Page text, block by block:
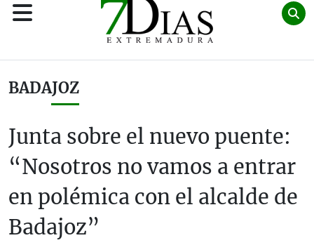
BADAJOZ
Junta sobre el nuevo puente:
“Nosotros no vamos a entrar
en polémica con el alcalde de
Badajoz”